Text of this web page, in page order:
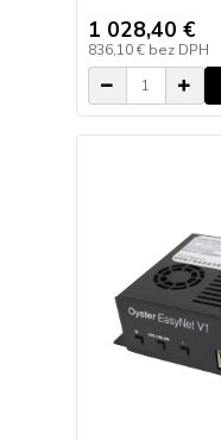
1 028,40 €
836,10 € bez DPH